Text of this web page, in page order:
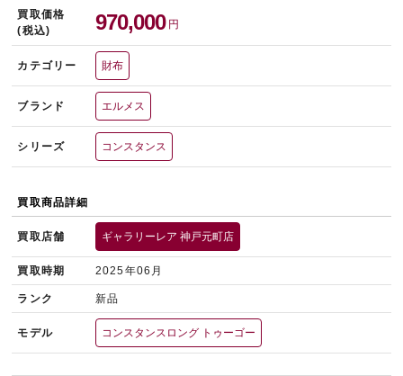
買取価格
(税込)
970,000 円
カテゴリー 財布
ブランド エルメス
シリーズ コンスタンス
買取商品詳細
買取店舗 ギャラリーレア 神戸元町店
買取時期 2025年06月
ランク 新品
モデル コンスタンスロング トゥーゴー